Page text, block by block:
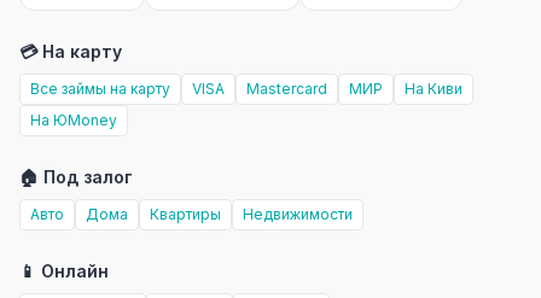
💳 На карту
Все займы на карту VISA Mastercard МИР
На Киви
На ЮMoney
🏠 Под залог
Авто Дома Квартиры Недвижимости
📱 Онлайн